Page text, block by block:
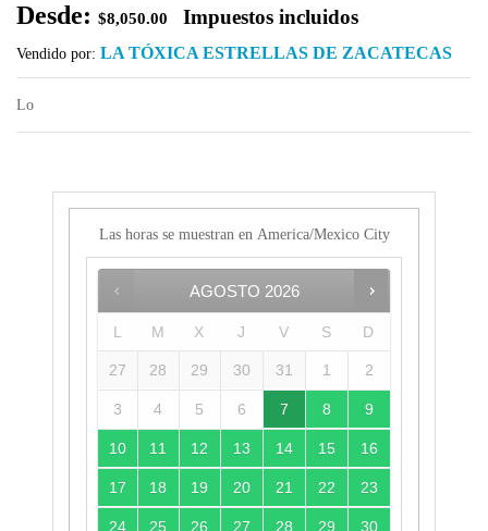
Desde: $8,050.00 Impuestos incluidos
Vendido por: LA TÓXICA ESTRELLAS DE ZACATECAS
Lo
Las horas se muestran en America/Mexico City
AGOSTO 2026
L M X J V S D
27 28 29 30 31 1 2
3 4 5 6 7 8 9
10 11 12 13 14 15 16
17 18 19 20 21 22 23
24 25 26 27 28 29 30